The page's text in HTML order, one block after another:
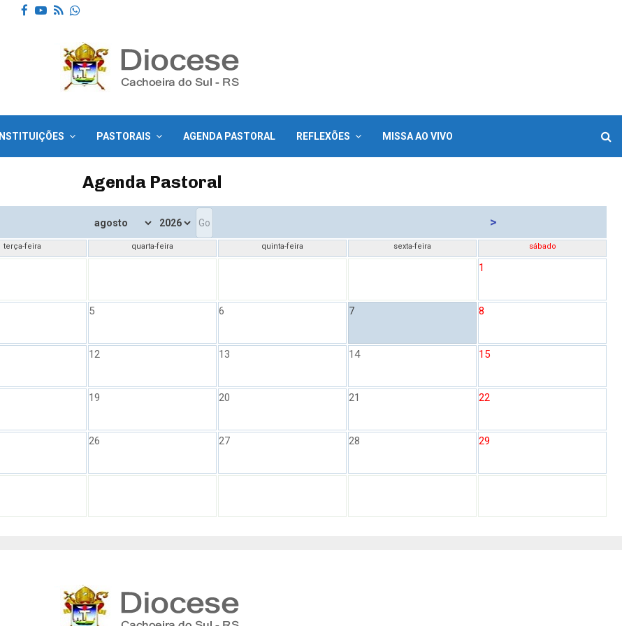
Facebook
Youtube
RssWhatsapp
INSTITUIÇÕES PASTORAIS AGENDA PASTORAL REFLEXÕES MISSA AO VIVO
Agenda Pastoral
>
terça-feira quarta-feira quinta-feira sexta-feira sábado
1
5 6 7 8
12 13 14 15
19 20 21 22
26 27 28 29